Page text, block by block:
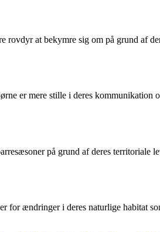
at bekymre sig om på grund af
er mere stille i deres kommunikation
på grund af deres territoriale
for ændringer i deres naturlige habitat